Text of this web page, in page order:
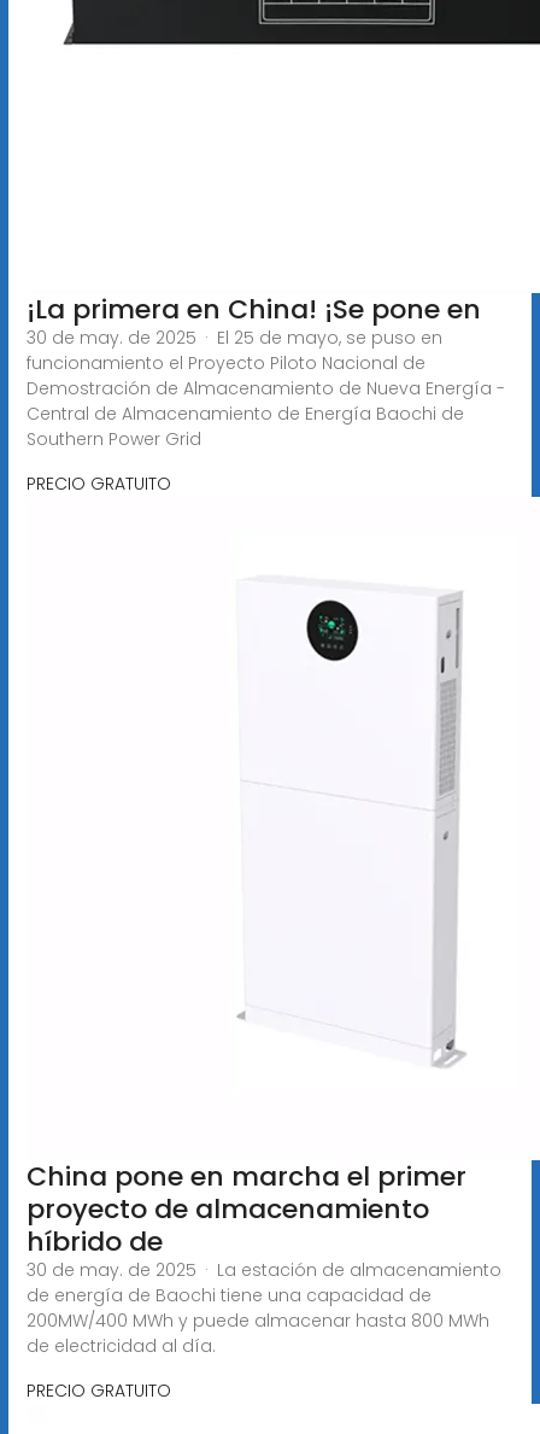
¡La primera en China! ¡Se pone en
30 de may. de 2025 · El 25 de mayo, se puso en
funcionamiento el Proyecto Piloto Nacional de
Demostración de Almacenamiento de Nueva Energía -
Central de Almacenamiento de Energía Baochi de
Southern Power Grid
PRECIO GRATUITO
China pone en marcha el primer
proyecto de almacenamiento
híbrido de
30 de may. de 2025 · La estación de almacenamiento
de energía de Baochi tiene una capacidad de
200MW/400 MWh y puede almacenar hasta 800 MWh
de electricidad al día.
PRECIO GRATUITO